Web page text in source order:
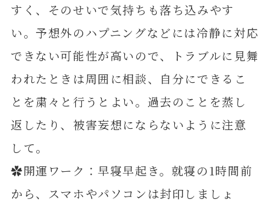
すく、そのせいで気持ちも落ち込みやす
い。予想外のハプニングなどには冷静に対応
できない可能性が高いので、トラブルに見舞
われたときは周囲に相談、自分にできるこ
とを粛々と行うとよい。過去のことを蒸し
返したり、被害妄想にならないように注意
して。
✿開運ワーク：早寝早起き。就寝の1時間前
から、スマホやパソコンは封印しましょ